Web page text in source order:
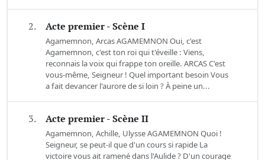
2. Acte premier - Scène I
Agamemnon, Arcas AGAMEMNON Oui, c'est
Agamemnon, c'est ton roi qui t'éveille : Viens,
reconnais la voix qui frappe ton oreille. ARCAS C'est
vous-même, Seigneur ! Quel important besoin Vous
a fait devancer l'aurore de si loin ? À peine un...
3. Acte premier - Scène II
Agamemnon, Achille, Ulysse AGAMEMNON Quoi !
Seigneur, se peut-il que d'un cours si rapide La
victoire vous ait ramené dans l'Aulide ? D'un courage